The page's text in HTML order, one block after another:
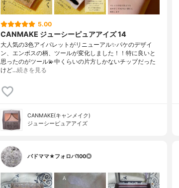
5.00
CANMAKE ジューシーピュアアイズ 14
大人気の3色アイパレットがリニューアル✨パケのデザイ
ン、エンボスの柄、ツールが変化しました！！特に良いと
思ったのがツール💫中くらいの片方しかないチップだった
けど…続きを見る
CANMAKE(キャンメイク)
ジューシーピュアアイズ
バドママ★フォロバ100◎